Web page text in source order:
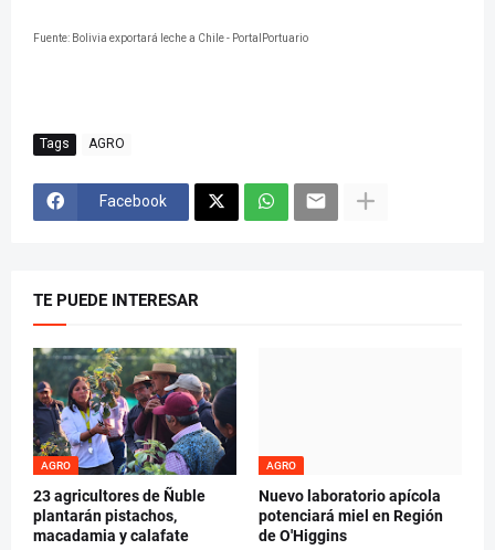
Fuente: Bolivia exportará leche a Chile - PortalPortuario
Tags AGRO
Facebook
TE PUEDE INTERESAR
AGRO
23 agricultores de Ñuble
plantarán pistachos,
macadamia y calafate
AGRO
Nuevo laboratorio apícola
potenciará miel en Región
de O'Higgins